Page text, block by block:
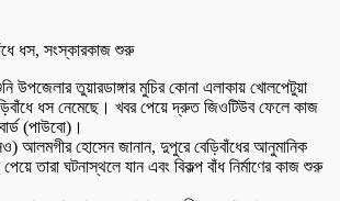
উপজেলার তুয়ারডাঙ্গার মুচির কোনা এলাকায় খোলপেটুয়া
ধস নেমেছে। খবর পেয়ে দ্রুত জিওটিউব ফেলে কাজ
(পাউবো)।
আলমগীর হোসেন জানান, দুপুরে বেড়িবাঁধের আনুমানিক
তারা ঘটনাস্থলে যান এবং বিকল্প বাঁধ নির্মাণের কাজ শুরু